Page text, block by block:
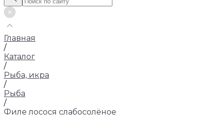
Главная
/
Каталог
/
Рыба, икра
/
Рыба
/
Филе лосося слабосолёное